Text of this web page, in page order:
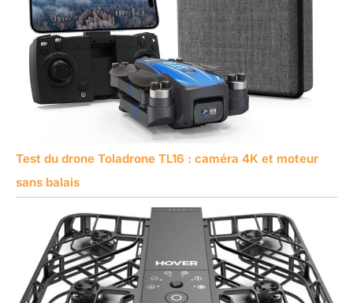
Test du drone Toladrone TL16 : caméra 4K et moteur
sans balais